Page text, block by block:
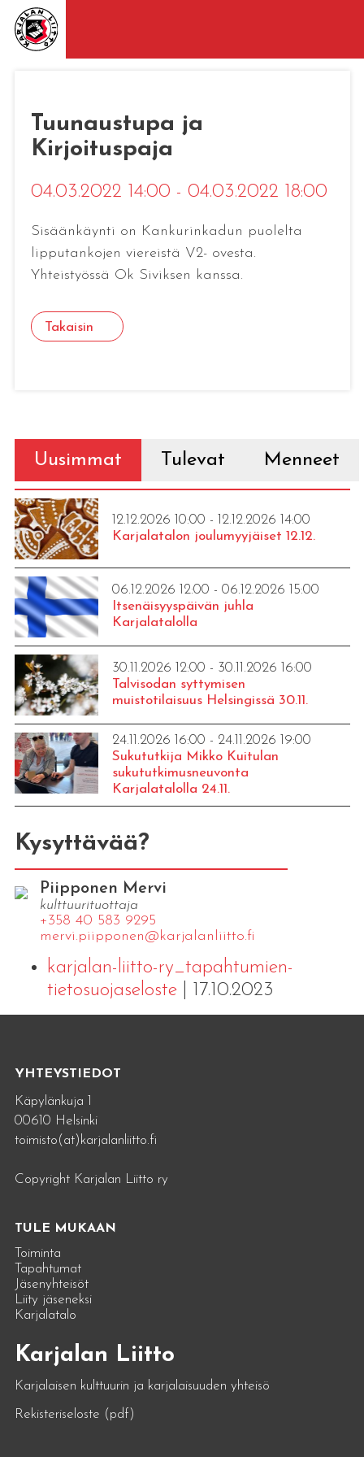
Tuunaustupa ja
Kirjoituspaja
04.03.2022 14:00 - 04.03.2022 18:00
Sisäänkäynti on Kankurinkadun puolelta
lipputankojen viereistä V2- ovesta.
Yhteistyössä Ok Siviksen kanssa.
Takaisin
Uusimmat Tulevat Menneet
12.12.2026 10:00 - 12.12.2026 14:00
Karjalatalon joulumyyjäiset 12.12.
06.12.2026 12:00 - 06.12.2026 15:00
Itsenäisyyspäivän juhla
Karjalatalolla
30.11.2026 12:00 - 30.11.2026 16:00
Talvisodan syttymisen
muistotilaisuus Helsingissä 30.11.
24.11.2026 16:00 - 24.11.2026 19:00
Sukututkija Mikko Kuitulan
sukututkimusneuvonta
Karjalatalolla 24.11.
Kysyttävää?
Piipponen Mervi
kulttuurituottaja
+358 40 583 9295
mervi.​piipponen@​kar​jala​nlii​tto.​fi
karjalan-liitto-ry_tapahtumien-
tietosuojaseloste| 17.10.2023
YHTEYSTIEDOT
Käpylänkuja 1
00610 Helsinki
toimisto(at)karjalanliitto.fi
Copyright Karjalan Liitto ry
TULE MUKAAN
Toiminta
Tapahtumat
Jäsenyhteisöt
Liity jäseneksi
Karjalatalo
Karjalan Liitto
Karjalaisen kulttuurin ja karjalaisuuden yhteisö
Rekisteriseloste (pdf)